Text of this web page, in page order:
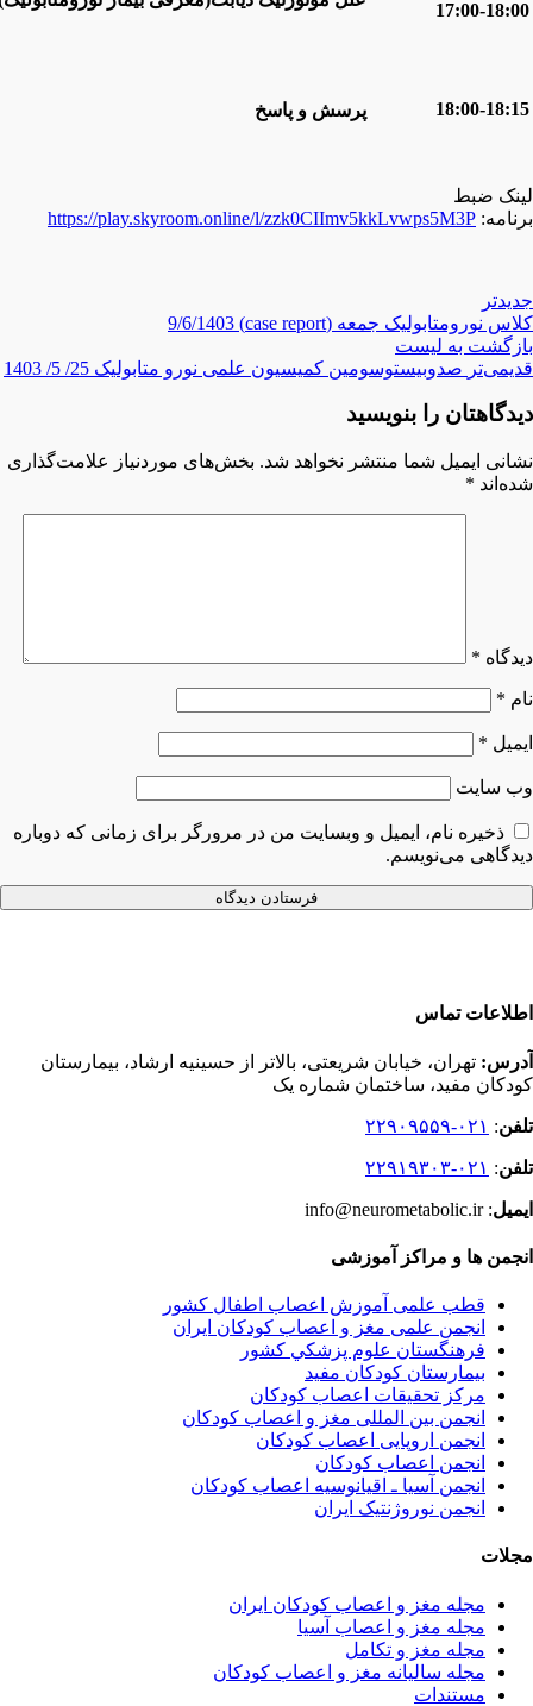
17:00-18:00
18:00-18:15 پرسش و پاسخ
لینک ضبط
برنامه: https://play.skyroom.online/l/zzk0CIImv5kkLvwps5M3P
جدیدتر
کلاس نورومتابولیک جمعه (case report) 9/6/1403
بازگشت بە لیست
قدیمی‌تر صدوبیستوسومین کمیسیون علمی نورو متابولیک 25/ 5/ 1403
دیدگاهتان را بنویسید
نشانی ایمیل شما منتشر نخواهد شد. بخش‌های موردنیاز علامت‌گذاری
شده‌اند *
دیدگاه *
نام *
ایمیل *
وب‌ سایت
ذخیره نام، ایمیل و وبسایت من در مرورگر برای زمانی که دوباره
دیدگاهی می‌نویسم.
اطلاعات تماس
آدرس: تهران، خیابان شریعتی، بالاتر از حسینیه ارشاد، بیمارستان
کودکان مفید، ساختمان شماره یک
تلفن: ۰۲۱-۲۲۹۰۹۵۵۹
تلفن: ۰۲۱-۲۲۹۱۹۳۰۳
ایمیل: info@neurometabolic.ir
انجمن ها و مراکز آموزشی
قطب علمی آموزش اعصاب اطفال کشور
انجمن علمی مغز و اعصاب کودکان ایران
فرهنگستان علوم پزشكي كشور
بیمارستان کودکان مفید
مرکز تحقیقات اعصاب کودکان
انجمن بین المللی مغز و اعصاب کودکان
انجمن اروپایی اعصاب کودکان
انجمن اعصاب کودکان
انجمن آسیا ـ اقیانوسیه اعصاب کودکان
انجمن نوروژنتیک ایران
مجلات
مجله مغز و اعصاب کودکان ایران
مجله مغز و اعصاب آسیا
مجله مغز و تکامل
مجله سالیانه مغز و اعصاب کودکان
مستندات